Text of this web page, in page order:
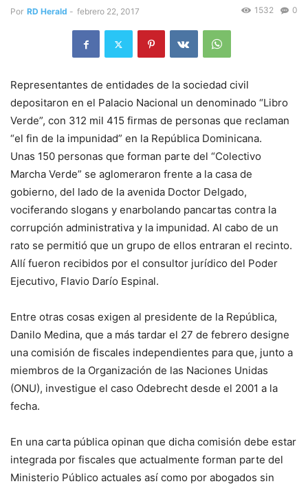
Por RD Herald - febrero 22, 2017 0
1532
Representantes de entidades de la sociedad civil
depositaron en el Palacio Nacional un denominado “Libro
Verde”, con 312 mil 415 firmas de personas que reclaman
“el fin de la impunidad” en la República Dominicana.
Unas 150 personas que forman parte del “Colectivo
Marcha Verde” se aglomeraron frente a la casa de
gobierno, del lado de la avenida Doctor Delgado,
vociferando slogans y enarbolando pancartas contra la
corrupción administrativa y la impunidad. Al cabo de un
rato se permitió que un grupo de ellos entraran el recinto.
Allí fueron recibidos por el consultor jurídico del Poder
Ejecutivo, Flavio Darío Espinal.
Entre otras cosas exigen al presidente de la República,
Danilo Medina, que a más tardar el 27 de febrero designe
una comisión de fiscales independientes para que, junto a
miembros de la Organización de las Naciones Unidas
(ONU), investigue el caso Odebrecht desde el 2001 a la
fecha.
En una carta pública opinan que dicha comisión debe estar
integrada por fiscales que actualmente forman parte del
Ministerio Público actuales así como por abogados sin